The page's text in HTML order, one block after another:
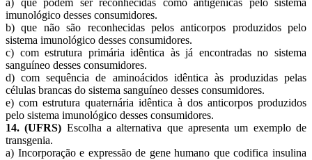
imunológico desses consumidores.
b) que não são reconhecidas pelos anticorpos produzidos pelo
sistema imunológico desses consumidores.
c) com estrutura primária idêntica às já encontradas no sistema
sanguíneo desses consumidores.
d) com sequência de aminoácidos idêntica às produzidas pelas
células brancas do sistema sanguíneo desses consumidores.
e) com estrutura quaternária idêntica à dos anticorpos produzidos
pelo sistema imunológico desses consumidores.
14. (UFRS) Escolha a alternativa que apresenta um exemplo de
transgenia.
a) Incorporação e expressão de gene humano que codifica insulina